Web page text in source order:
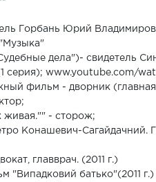
Горбань Юрий
дела")- свидетель
серия); www.youtube.com/
фильм - дворник
живая."" - сторож;
Конашевич-Сагайдачний.
главврач. (2011 г.)
"Випадковий батько"(2011 г.)